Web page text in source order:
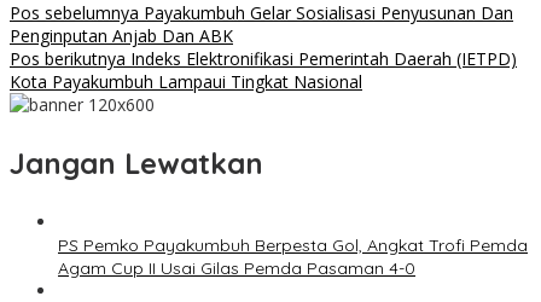
Pos sebelumnya Payakumbuh Gelar Sosialisasi Penyusunan Dan
Penginputan Anjab Dan ABK
Pos berikutnya Indeks Elektronifikasi Pemerintah Daerah (IETPD)
Kota Payakumbuh Lampaui Tingkat Nasional
Jangan Lewatkan
PS Pemko Payakumbuh Berpesta Gol, Angkat Trofi Pemda
Agam Cup II Usai Gilas Pemda Pasaman 4-0